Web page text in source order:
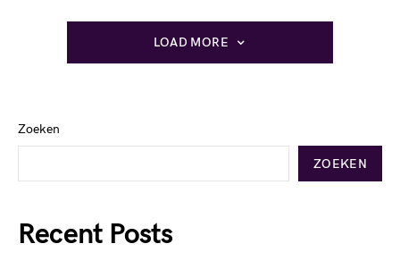
LOAD MORE
Zoeken
ZOEKEN
Recent Posts